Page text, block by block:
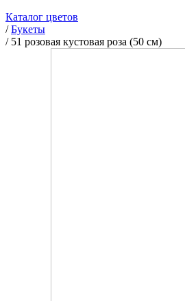
Каталог цветов
/Букеты
/ 51 розовая кустовая роза (50 см)